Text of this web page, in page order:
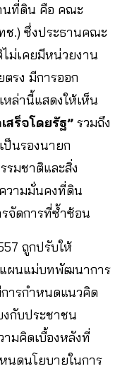
นที่ดิน คือ คณะ
ช.) ซึ่งประธานคณะ
ม่เคยมีหน่วยงาน
รง มีการออก
ล่านี้แสดงให้เห็น
สร็จโดยรัฐ” รวมถึง
ป็นรองนายก
รมชาติและสิ่ง
วามมั่นคงที่ดิน
จัดการที่ซ้ำซ้อน
ถูกปรับให้
แผนแม่บทพัฒนาการ
ารกำหนดแนวคิด
กับประชาชน
มคิดเบื้องหลังที่
นดนโยบายในการ